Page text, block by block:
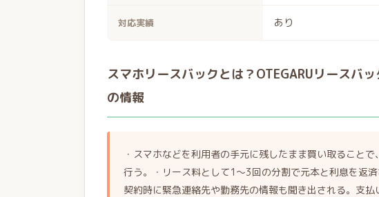
対応実績 あり
スマホリースバックとは？OTEGARUリースバ
の情報
・スマホなどを利用者の手元に残したまま買い取ること
行う。・リース料として1～3回の分割で元本と利息を返
契約時に緊急連絡先や勤務先の情報も聞き出される。支